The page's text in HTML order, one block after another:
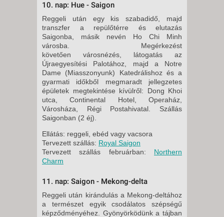
10. nap: Hue - Saigon
Reggeli után egy kis szabadidő, majd
transzfer a repülőtérre és elutazás
Saigonba, másik nevén Ho Chi Minh
városba. Megérkezést
követően városnézés, látogatás az
Újraegyesítési Palotához, majd a Notre
Dame (Miasszonyunk) Katedrálishoz és a
gyarmati időkből megmaradt jellegzetes
épületek megtekintése kívülről: Dong Khoi
utca, Continental Hotel, Operaház,
Városháza, Régi Postahivatal. Szállás
Saigonban (2 éj).
Ellátás: reggeli, ebéd vagy vacsora
Tervezett szállás: Royal Saigon
Tervezett szállás februárban: Northern
Charm
11. nap: Saigon - Mekong-delta
Reggeli után kirándulás a Mekong-deltához
a természet egyik csodálatos szépségű
képződményéhez. Gyönyörködünk a tájban